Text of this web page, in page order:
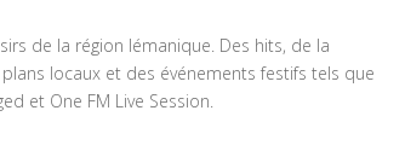
de la région lémanique. Des hits, de la
locaux et des événements festifs tels que
et One FM Live Session.